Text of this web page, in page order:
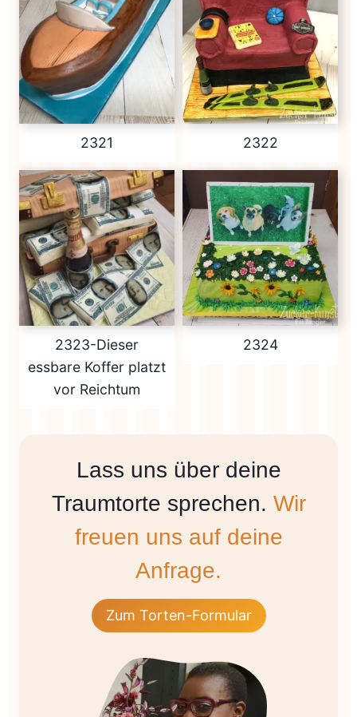
2321 2322
2323-Dieser
essbare Koffer platzt
vor Reichtum
2324
Lass uns über deine
Traumtorte sprechen. Wir
freuen uns auf deine
Anfrage.
Zum Torten-Formular